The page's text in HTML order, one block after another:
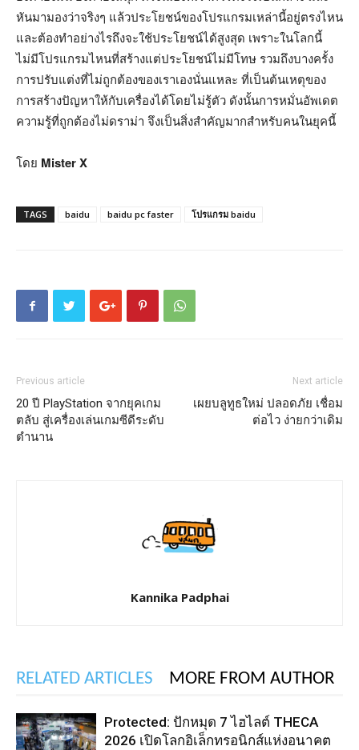
หันมามองว่าจริงๆ แล้วประโยชน์ของโปรแกรมเหล่านี้อยู่ตรงไหน
และต้องทำอย่างไรถึงจะใช้ประโยชน์ได้สูงสุด เพราะในโลกนี้
ไม่มีโปรแกรมไหนที่สร้างแต่ประโยชน์ไม่มีโทษ รวมถึงบางครั้ง
การปรับแต่งที่ไม่ถูกต้องของเราเองนั่นแหละ ที่เป็นต้นเหตุของ
การสร้างปัญหาให้กับเครื่องได้โดยไม่รู้ตัว ดังนั้นการหมั่นอัพเดต
ความรู้ที่ถูกต้องไม่ดราม่า จึงเป็นสิ่งสำคัญมากสำหรับคนในยุคนี้
โดย Mister X
TAGS baidu baidu pc faster โปรแกรม baidu
Previous article
20 ปี PlayStation จากยุคเกม
ตลับ สู่เครื่องเล่นเกมซีดีระดับ
ตำนาน
Next article
เผยบลูทูธใหม่ ปลอดภัย เชื่อม
ต่อไว ง่ายกว่าเดิม
Kannika Padphai
RELATED ARTICLES MORE FROM AUTHOR
Protected: ปักหมุด 7 ไฮไลต์ THECA
2026 เปิดโลกอิเล็กทรอนิกส์แห่งอนาคต